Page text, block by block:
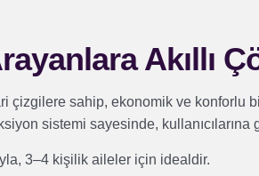
Akıllı
çizgilere sahip, ekonomik ve konforlu
sistemi sayesinde,
3–4 kişilik aileler için idealdir.